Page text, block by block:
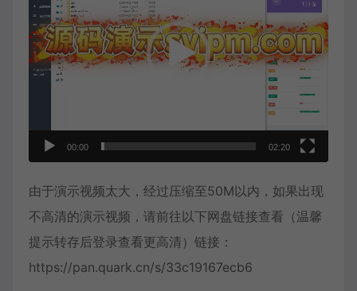
放
器
00:00 02:20
由于演示视频太大，经过压缩至50M以内，如果出现
不高清的演示视频，请前往以下网盘链接查看（温馨
提示转存后登录查看更高清）链接：
https://pan.quark.cn/s/33c19167ecb6